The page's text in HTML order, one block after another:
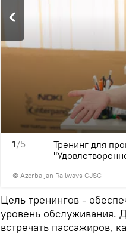
1/5
© Azerbaijan Railways CJSC
Тренинг для
Цель тренингов -
уровень обслуживания.
встречать пассажиров,